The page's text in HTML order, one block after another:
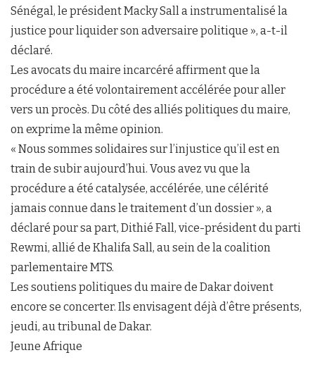
Sénégal, le président Macky Sall a instrumentalisé la
justice pour liquider son adversaire politique », a-t-il
déclaré.
Les avocats du maire incarcéré affirment que la
procédure a été volontairement accélérée pour aller
vers un procès. Du côté des alliés politiques du maire,
on exprime la même opinion.
« Nous sommes solidaires sur l’injustice qu’il est en
train de subir aujourd’hui. Vous avez vu que la
procédure a été catalysée, accélérée, une célérité
jamais connue dans le traitement d’un dossier », a
déclaré pour sa part, Dithié Fall, vice-président du parti
Rewmi, allié de Khalifa Sall, au sein de la coalition
parlementaire MTS.
Les soutiens politiques du maire de Dakar doivent
encore se concerter. Ils envisagent déjà d’être présents,
jeudi, au tribunal de Dakar.
Jeune Afrique